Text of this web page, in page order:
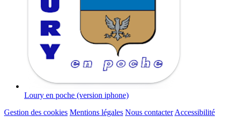
Loury en poche (version iphone)
Gestion des cookies Mentions légales Nous contacter Accessibilité